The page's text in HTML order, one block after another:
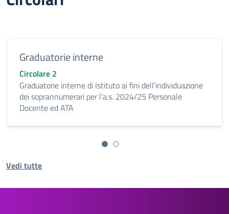
Graduatorie interne
Circolare 2
Graduatorie interne di Istituto ai fini dell’individuazione
dei soprannumerari per l’a.s. 2024/25 Personale
Docente ed ATA
Vedi tutte